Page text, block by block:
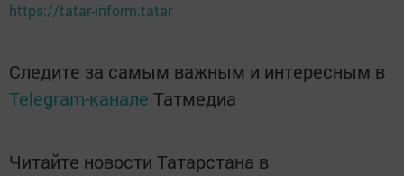
https://tatar-inform.tatar
Следите за самым важным и интересным в
Telegram-канале Татмедиа
Читайте новости Татарстана в